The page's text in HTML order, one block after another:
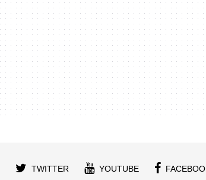
TWITTER YOUTUBE